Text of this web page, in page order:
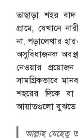
তাছাড়া শহর
গ্রামে, যেখানে
না, পড়ালেখার
অসুবিধাজনক
নেওয়ার
সামগ্রিকভাবে
শহরের দিকে বা
আয়াতগুলো বুঝতে
আল্লাহ যেহেতু